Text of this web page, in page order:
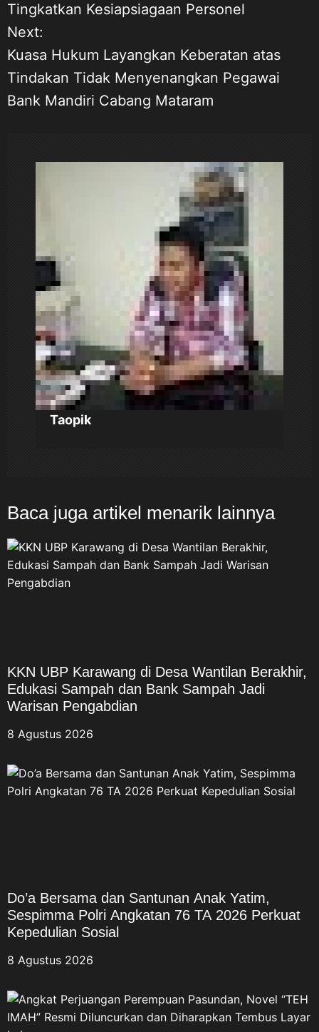
v
i
g
Tingkatkan Kesiapsiagaan Personel
Next:
Kuasa Hukum Layangkan Keberatan atas
Tindakan Tidak Menyenangkan Pegawai
Bank Mandiri Cabang Mataram
Taopik
Baca juga artikel menarik lainnya
KKN UBP Karawang di Desa Wantilan Berakhir,
Edukasi Sampah dan Bank Sampah Jadi
Warisan Pengabdian
8 Agustus 2026
Do’a Bersama dan Santunan Anak Yatim,
Sespimma Polri Angkatan 76 TA 2026 Perkuat
Kepedulian Sosial
8 Agustus 2026